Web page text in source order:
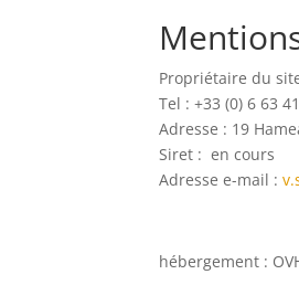
Propriétaire du
Tel : +33 (0) 6 63
Adresse : 19
Siret : en cours
Adresse e-mail :
hébergement :